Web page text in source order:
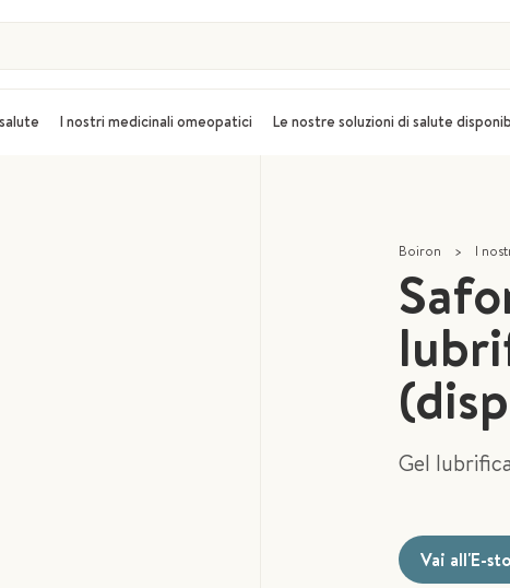
I nostri medicinali omeopatici Le nostre soluzioni di salute
Boiron > I
Gel
Vai all'E-